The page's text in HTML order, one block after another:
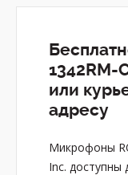
1342RM-
или
адресу
Микрофоны
Inc. доступны